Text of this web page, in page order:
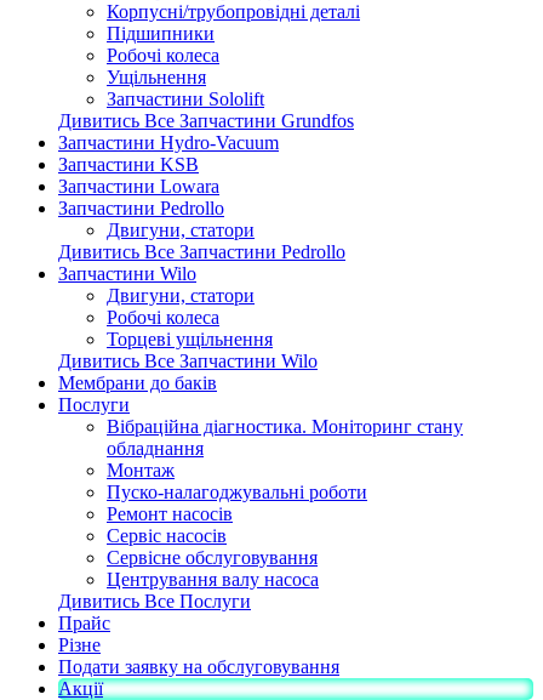
Корпусні/трубопровідні деталі
Підшипники
Робочі колеса
Ущільнення
Запчастини Sololift
Дивитись Все Запчастини Grundfos
Запчастини Hydro-Vacuum
Запчастини KSB
Запчастини Lowara
Запчастини Pedrollo
Двигуни, статори
Дивитись Все Запчастини Pedrollo
Запчастини Wilo
Двигуни, статори
Робочі колеса
Торцеві ущільнення
Дивитись Все Запчастини Wilo
Мембрани до баків
Послуги
Вібраційна діагностика. Моніторинг стану
обладнання
Монтаж
Пуско-налагоджувальні роботи
Ремонт насосів
Сервіс насосів
Сервісне обслуговування
Центрування валу насоса
Дивитись Все Послуги
Прайс
Різне
Подати заявку на обслуговування
Акції